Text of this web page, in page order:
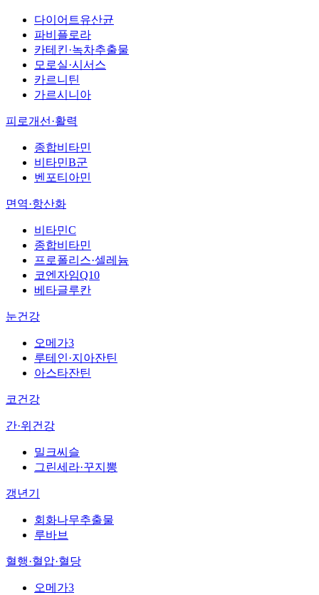
다이어트유산균
파비플로라
카테킨·녹차추출물
모로실·시서스
카르니틴
가르시니아
피로개선·활력
종합비타민
비타민B군
벤포티아민
면역·항산화
비타민C
종합비타민
프로폴리스·셀레늄
코엔자임Q10
베타글루칸
눈건강
오메가3
루테인·지아잔틴
아스타잔틴
코건강
간·위건강
밀크씨슬
그린세라·꾸지뽕
갱년기
회화나무추출물
루바브
혈행·혈압·혈당
오메가3